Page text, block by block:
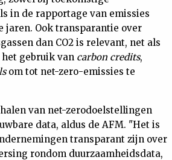
in de rapportage van emissies
jaren. Ook transparantie over
dan CO2 is relevant, net als
gebruik van carbon credits,
om tot net-zero-emissies te
van net-zerodoelstellingen
data, aldus de AFM. "Het is
transparant zijn over
rondom duurzaamheidsdata,